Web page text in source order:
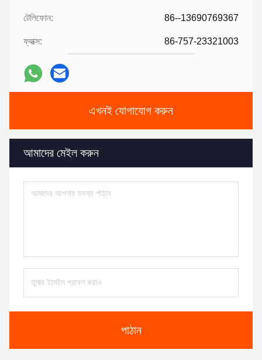
টেলিফোন: 86--13690769367
ফ্যাক্স: 86-757-23321003
এখনই যোগাযোগ করুন
আমাদের মেইল ​​করুন
পাঠান